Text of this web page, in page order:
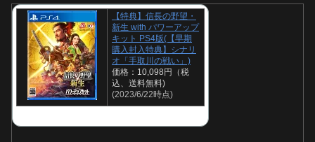
【特典】信長の野望・
新生 with パワーアップ
キット PS4版(【早期
購入封入特典】シナリ
オ「手取川の戦い」)
価格：10,098円（税
込、送料無料)
(2023/6/22時点)